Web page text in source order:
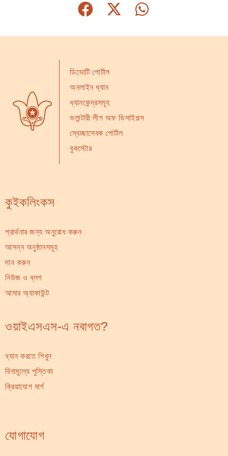
ডিভোটি পোর্টাল
অনলাইন ধ্যান
ধ্যানকেন্দ্রসমূহ
ভলান্টারী লীগ অফ ডিসাইপল্স
স্বেচ্ছাসেবক পোর্টাল
বুকস্টোর
কুইকলিংকস
প্রার্থনার জন্য অনুরোধ করুন
আসন্ন অনুষ্ঠানসমূহ
দান করুন
নিউজ ও ব্লগ
আমার অ্যাকাউন্ট
ওয়াইএসএস-এ নবাগত?
ধ্যান করতে শিখুন
বিনামূল্যে পুস্তিকা
ক্রিয়াযোগ মার্গ
যোগাযোগ